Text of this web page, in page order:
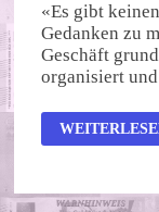
«Es gibt
Gedanken zu
Geschäft
organisiert
BÄNKER
UND